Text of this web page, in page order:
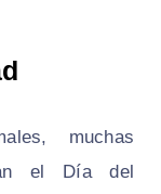
muchas
el Día del